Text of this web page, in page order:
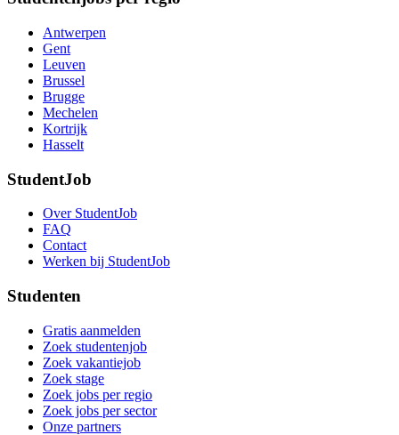
Antwerpen
Gent
Leuven
Brussel
Brugge
Mechelen
Kortrijk
Hasselt
StudentJob
Over StudentJob
FAQ
Contact
Werken bij StudentJob
Studenten
Gratis aanmelden
Zoek studentenjob
Zoek vakantiejob
Zoek stage
Zoek jobs per regio
Zoek jobs per sector
Onze partners